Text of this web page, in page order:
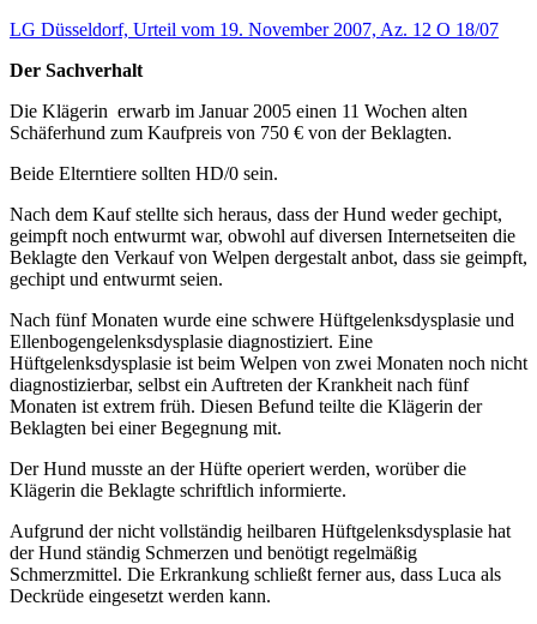
LG Düsseldorf, Urteil vom 19. November 2007, Az. 12 O 18/07
Der Sachverhalt
Die Klägerin erwarb im Januar 2005 einen 11 Wochen alten
Schäferhund zum Kaufpreis von 750 € von der Beklagten.
Beide Elterntiere sollten HD/0 sein.
Nach dem Kauf stellte sich heraus, dass der Hund weder gechipt,
geimpft noch entwurmt war, obwohl auf diversen Internetseiten die
Beklagte den Verkauf von Welpen dergestalt anbot, dass sie geimpft,
gechipt und entwurmt seien.
Nach fünf Monaten wurde eine schwere Hüftgelenksdysplasie und
Ellenbogengelenksdysplasie diagnostiziert. Eine
Hüftgelenksdysplasie ist beim Welpen von zwei Monaten noch nicht
diagnostizierbar, selbst ein Auftreten der Krankheit nach fünf
Monaten ist extrem früh. Diesen Befund teilte die Klägerin der
Beklagten bei einer Begegnung mit.
Der Hund musste an der Hüfte operiert werden, worüber die
Klägerin die Beklagte schriftlich informierte.
Aufgrund der nicht vollständig heilbaren Hüftgelenksdysplasie hat
der Hund ständig Schmerzen und benötigt regelmäßig
Schmerzmittel. Die Erkrankung schließt ferner aus, dass Luca als
Deckrüde eingesetzt werden kann.